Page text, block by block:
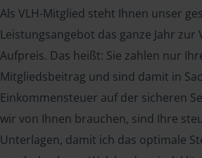
Als VLH-Mitglied steht Ihnen unser
Leistungsangebot das ganze Jahr zur
Aufpreis. Das heißt: Sie zahlen nur
Mitgliedsbeitrag und sind damit in
Einkommensteuer auf der sicheren
wir von Ihnen brauchen, sind Ihre
Unterlagen, damit ich das optimale